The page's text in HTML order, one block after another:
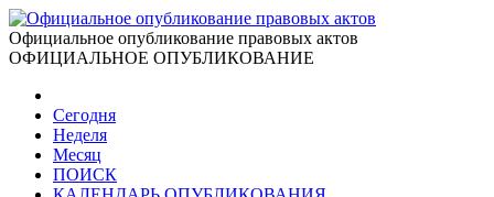
Официальное опубликование правовых актов
ОФИЦИАЛЬНОЕ ОПУБЛИКОВАНИЕ
Сегодня
Неделя
Месяц
ПОИСК